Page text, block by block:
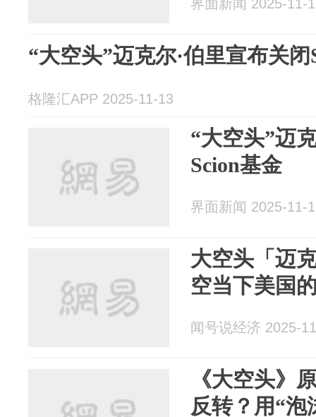
界面新闻 2025-11-
“大空头”迈克尔·伯里宣布关闭
格隆汇APP 2025-11-13
“大空头”迈
Scion基金
界面新闻 2025-11-
大空头「迈
空当下美国
闻号说经济 2025-
《大空头》
反转？用“泡